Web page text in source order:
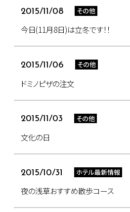
2015/11/08 その他
今日(11月8日)は立冬です！！
2015/11/06 その他
ドミノピザの注文
2015/11/03 その他
文化の日
2015/10/31 ホテル最新情報
夜の浅草おすすめ散歩コース